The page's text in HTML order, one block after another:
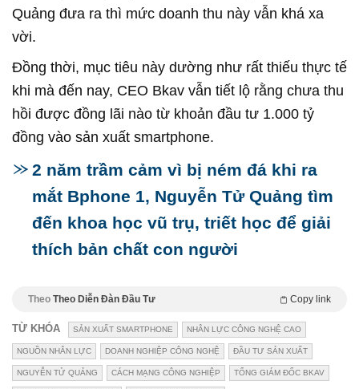
Quảng đưa ra thì mức doanh thu này vẫn khá xa
vời.
Đồng thời, mục tiêu này dường như rất thiếu thực tế
khi mà đến nay, CEO Bkav vẫn tiết lộ rằng chưa thu
hồi được đồng lãi nào từ khoản đầu tư 1.000 tỷ
đồng vào sản xuất smartphone.
2 năm trầm cảm vì bị ném đá khi ra
mắt Bphone 1, Nguyễn Tử Quảng tìm
đến khoa học vũ trụ, triết học để giải
thích bản chất con người
Theo Theo Diễn Đàn Đầu Tư Copy link
TỪ KHÓA SẢN XUẤT SMARTPHONE NHÂN LỰC CÔNG NGHỆ CAO
NGUỒN NHÂN LỰC DOANH NGHIỆP CÔNG NGHỆ ĐẦU TƯ SẢN XUẤT
NGUYỄN TỬ QUẢNG CÁCH MẠNG CÔNG NGHIỆP TỔNG GIÁM ĐỐC BKAV